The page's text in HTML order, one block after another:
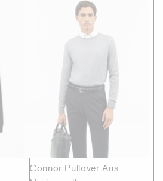
Connor Pullover Aus